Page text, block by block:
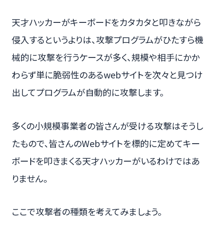
天才ハッカーがキーボードをカタカタと叩きながら
侵入するというよりは、攻撃プログラムがひたすら機
械的に攻撃を行うケースが多く、規模や相手にかか
わらず単に脆弱性のあるwebサイトを次々と見つけ
出してプログラムが自動的に攻撃します。
多くの小規模事業者の皆さんが受ける攻撃はそうし
たもので、皆さんのWebサイトを標的に定めてキー
ボードを叩きまくる天才ハッカーがいるわけではあ
りません。
ここで攻撃者の種類を考えてみましょう。